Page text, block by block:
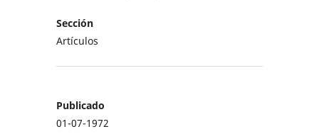
Sección
Artículos
Publicado
01-07-1972